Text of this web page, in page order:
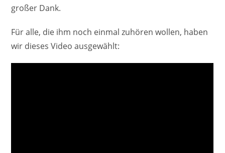
großer Dank.
Für alle, die ihm noch einmal zuhören wollen, haben
wir dieses Video ausgewählt: